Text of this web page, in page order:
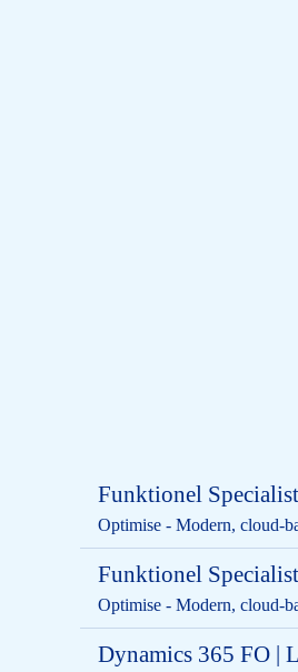
Funktionel
Optimise - Modern, cloud-
Funktionel
Optimise - Modern, cloud-
Dynamics 365 FO |